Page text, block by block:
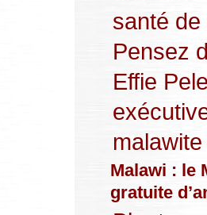
santé de
Pensez
Effie
Malawi : le
gratuite